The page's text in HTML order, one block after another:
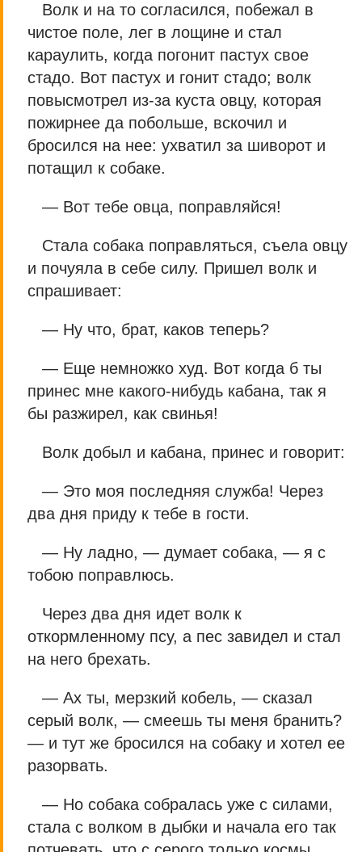
Волк и на то согласился, побежал в
чистое поле, лег в лощине и стал
караулить, когда погонит пастух свое
стадо. Вот пастух и гонит стадо; волк
повысмотрел из-за куста овцу, которая
пожирнее да побольше, вскочил и
бросился на нее: ухватил за шиворот и
потащил к собаке.
— Вот тебе овца, поправляйся!
Стала собака поправляться, съела овцу
и почуяла в себе силу. Пришел волк и
спрашивает:
— Ну что, брат, каков теперь?
— Еще немножко худ. Вот когда б ты
принес мне какого-нибудь кабана, так я
бы разжирел, как свинья!
Волк добыл и кабана, принес и говорит:
— Это моя последняя служба! Через
два дня приду к тебе в гости.
— Ну ладно, — думает собака, — я с
тобою поправлюсь.
Через два дня идет волк к
откормленному псу, а пес завидел и стал
на него брехать.
— Ах ты, мерзкий кобель, — сказал
серый волк, — смеешь ты меня бранить?
— и тут же бросился на собаку и хотел ее
разорвать.
— Но собака собралась уже с силами,
стала с волком в дыбки и начала его так